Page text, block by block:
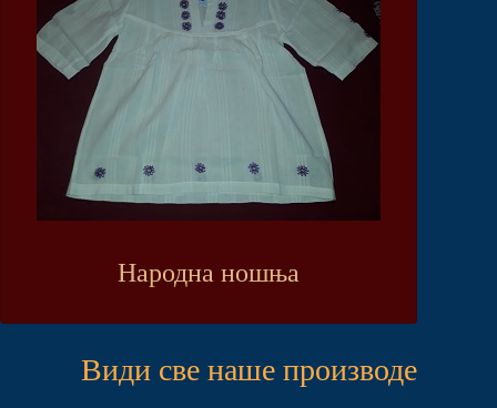
Народна ношња
Види све наше производе